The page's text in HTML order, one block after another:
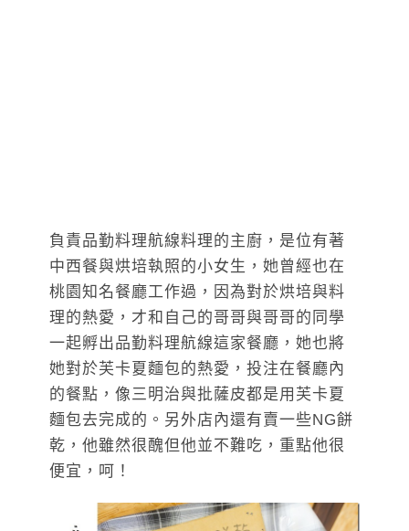
負責品勤料理航線料理的主廚，是位有著
中西餐與烘培執照的小女生，她曾經也在
桃園知名餐廳工作過，因為對於烘培與料
理的熱愛，才和自己的哥哥與哥哥的同學
一起孵出品勤料理航線這家餐廳，她也將
她對於芙卡夏麵包的熱愛，投注在餐廳內
的餐點，像三明治與批薩皮都是用芙卡夏
麵包去完成的。另外店內還有賣一些NG餅
乾，他雖然很醜但他並不難吃，重點他很
便宜，呵！